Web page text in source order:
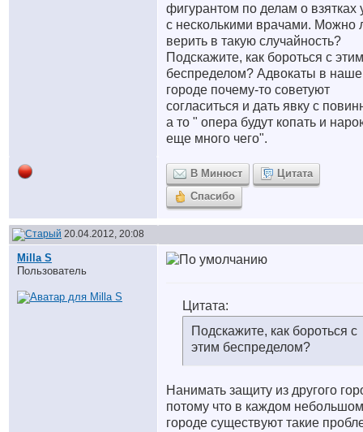
фигурантом по делам о взятках
с несколькими врачами. Можно
верить в такую случайность?
Подскажите, как бороться с этим
беспределом? Адвокаты в
городе почему-то советуют
согласиться и дать явку с
а то " опера будут копать и
еще много чего".
В Минюст
Цитата
Спасибо
20.04.2012, 20:08
Milla S
Пользователь
Цитата:
Подскажите, как бороться с
этим беспределом?
Нанимать защиту из другого
потому что в каждом небольшом
городе существуют такие